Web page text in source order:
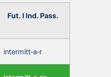
Fut. I Ind. Pass.
intermitt‑a‑r